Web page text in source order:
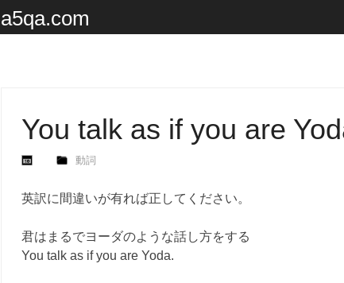
a5qa.com
You talk as if you are
動詞
英訳に間違いが有れば正してください。
君はまるでヨーダのような話し方をする
You talk as if you are Yoda.